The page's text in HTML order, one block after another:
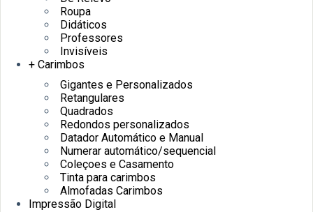
Roupa
Didáticos
Professores
Invisíveis
+ Carimbos
Gigantes e Personalizados
Retangulares
Quadrados
Redondos personalizados
Datador Automático e Manual
Numerar automático/sequencial
Coleçoes e Casamento
Tinta para carimbos
Almofadas Carimbos
Impressão Digital